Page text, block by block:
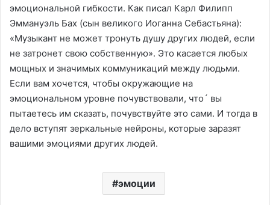
эмоциональной гибкости. Как писал Карл Филипп
Эммануэль Бах (сын великого Иоганна Себастьяна):
«Музыкант не может тронуть душу других людей, если
не затронет свою собственную». Это касается любых
мощных и значимых коммуникаций между людьми.
Если вам хочется, чтобы окружающие на
эмоциональном уровне почувствовали, что´ вы
пытаетесь им сказать, почувствуйте это сами. И тогда в
дело вступят зеркальные нейроны, которые заразят
вашими эмоциями других людей.
эмоции